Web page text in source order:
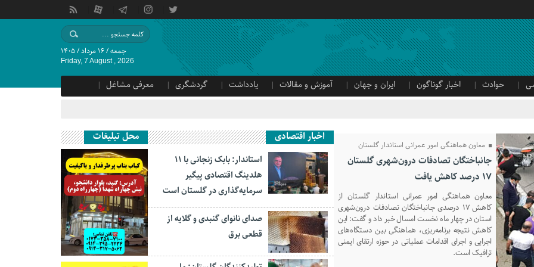
جمعه / ۱۶ مرداد / ۱۴۰۵
Friday, 7 August , 2026
حوادث اخبار گوناگون ایران و جهان آموزش و مقالات یادداشت گردشگری
معرفی مشاغل
معاون هماهنگی امور عمرانی استاندار گلستان
جانباختگان تصادفات درون‌شهری گلستان
۱۷ درصد کاهش یافت
معاون هماهنگی امور عمرانی استاندار گلستان از
کاهش ۱۷ درصدی جانباختگان تصادفات درون‌شهری
استان در چهار ماه نخست امسال خبر داد و گفت: این
کاهش نتیجه برنامه‌ریزی، هماهنگی بین دستگاه‌های
اجرایی و اجرای اقدامات عملیاتی در حوزه ارتقای ایمنی
ترافیک است.
اخبار اقتصادی
استاندار: بابک زنجانی با ۱۱
هلدینگ اقتصادی پیگیر
سرمایه‌گذاری در گلستان است
صدای نانوای گنبدی و گلایه از
قطعی برق
محل تبلیغات